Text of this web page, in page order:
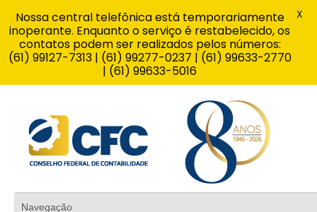
Nossa central telefônica está temporariamente
inoperante. Enquanto o serviço é restabelecido, os
contatos podem ser realizados pelos números:
(61) 99127-7313 | (61) 99277-0237 | (61) 99633-2770
| (61) 99633-5016
X